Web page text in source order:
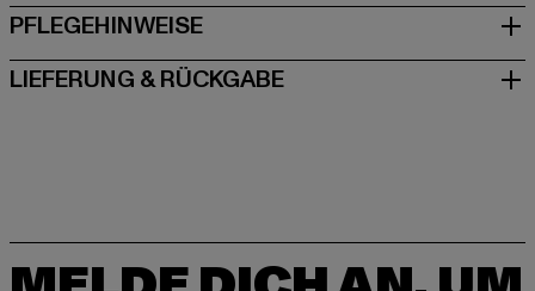
PFLEGEHINWEISE
LIEFERUNG & RÜCKGABE